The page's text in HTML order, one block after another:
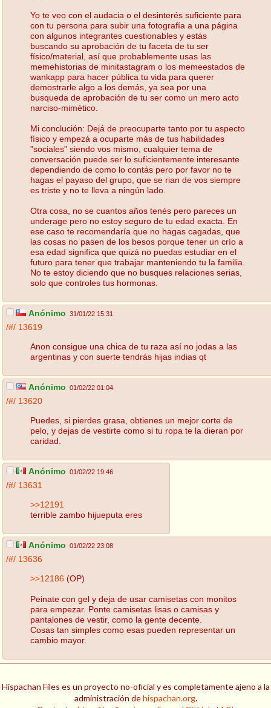
Yo te veo con el audacia o el desinterés suficiente para
con tu persona para subir una fotografía a una página
con algunos integrantes cuestionables y estás
buscando su aprobación de tu faceta de tu ser
físico/material, así que probablemente usas las
memehistorias de minitastagram o los memeestados de
wankapp para hacer pública tu vida para querer
demostrarle algo a los demás, ya sea por una
busqueda de aprobación de tu ser como un mero acto
narciso-mimético.
Mi conclución: Dejá de preocuparte tanto por tu aspecto
físico y empezá a ocuparte más de tus habilidades
"sociales" siendo vos mismo, cualquier tema de
conversación puede ser lo suficientemente interesante
dependiendo de como lo contás pero por favor no te
hagas el payaso del grupo, que se rian de vos siempre
es triste y no te lleva a ningún lado.
Otra cosa, no se cuantos años tenés pero pareces un
underage pero no estoy seguro de tu edad exacta. En
ese caso te recomendaría que no hagas cagadas, que
las cosas no pasen de los besos porque tener un crío a
esa edad significa que quizá no puedas estudiar en el
futuro para tener que trabajar manteniendo tu la familia.
No te estoy diciendo que no busques relaciones serias,
solo que controles tus hormonas.
Anónimo 31/01/22 15:31
/#/ 13619
Anon consigue una chica de tu raza así no jodas a las
argentinas y con suerte tendrás hijas indias qt
Anónimo 01/02/22 01:04
/#/ 13620
Puedes, si pierdes grasa, obtienes un mejor corte de
pelo, y dejas de vestirte como si tu ropa te la dieran por
caridad.
Anónimo 01/02/22 19:46
/#/ 13631
>>12191
terrible zambo hijueputa eres
Anónimo 01/02/22 23:08
/#/ 13636
>>12186 (OP)
Peinate con gel y deja de usar camisetas con monitos
para empezar. Ponte camisetas lisas o camisas y
pantalones de vestir, como la gente decente.
Cosas tan simples como esas pueden representar un
cambio mayor.
Hispachan Files es un proyecto no-oficial y es completamente ajeno a la
administración dehispachan.org.